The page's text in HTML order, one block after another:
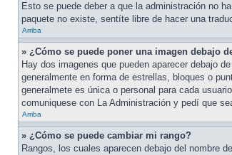
Esto se puede deber a que la administración no
paquete no existe, sentíte libre de hacer una
Arriba
» ¿Cómo se puede poner una imagen debajo
Hay dos imagenes que pueden aparecer debajo
generalmente en forma de estrellas, bloques o
generalmete es única o personal para cada
comuniquese con La Administración y pedí que
Arriba
» ¿Cómo se puede cambiar mi rango?
Rangos, los cuales aparecen debajo del nombre